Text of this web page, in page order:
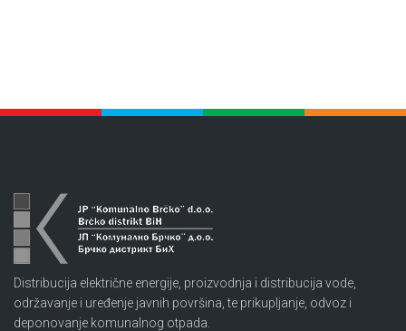
Distribucija električne energije, proizvodnja i distribucija vode,
održavanje i uređenje javnih površina, te prikupljanje, odvoz i
deponovanje komunalnog otpada.